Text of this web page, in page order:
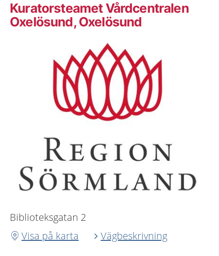
Kuratorsteamet Vårdcentralen
Oxelösund, Oxelösund
Biblioteksgatan 2
Visa på karta
Vägbeskrivning